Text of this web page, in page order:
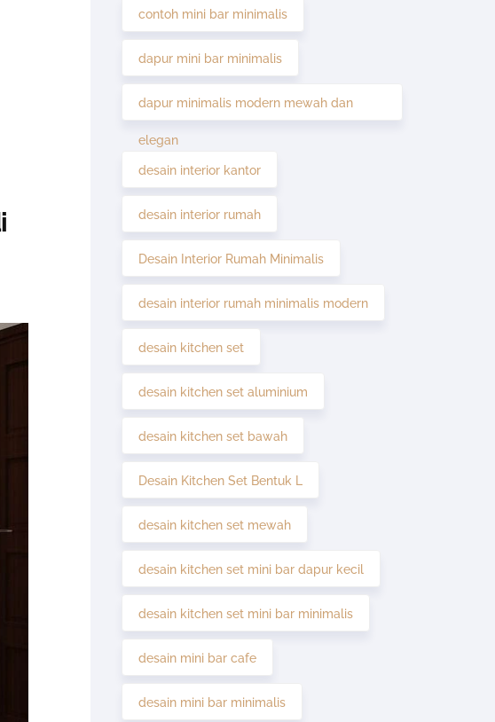
contoh mini bar minimalis
dapur mini bar minimalis
dapur minimalis modern mewah dan
elegan
desain interior kantor
desain interior rumah
Desain Interior Rumah Minimalis
desain interior rumah minimalis modern
desain kitchen set
desain kitchen set aluminium
desain kitchen set bawah
Desain Kitchen Set Bentuk L
desain kitchen set mewah
desain kitchen set mini bar dapur kecil
desain kitchen set mini bar minimalis
desain mini bar cafe
desain mini bar minimalis